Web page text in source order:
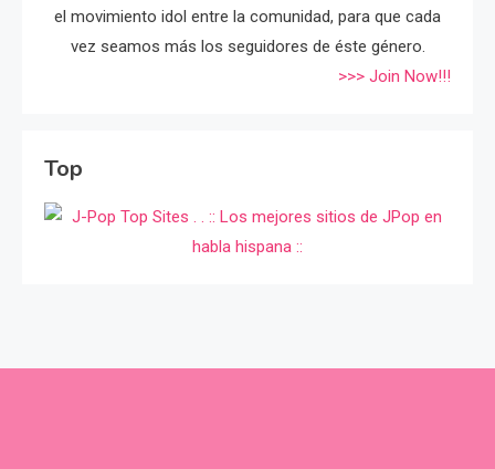
el movimiento idol entre la comunidad, para que cada
vez seamos más los seguidores de éste género.
>>> Join Now!!!
Top